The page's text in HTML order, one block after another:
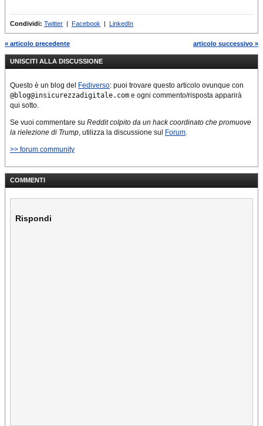
Condividi: Twitter Facebook LinkedIn
« articolo precedente articolo successivo »
UNISCITI ALLA DISCUSSIONE
Questo è un blog del Fediverso: puoi trovare questo articolo ovunque con
@blog@insicurezzadigitale.com e ogni commento/risposta apparirà
qui sotto.
Se vuoi commentare su Reddit colpito da un hack coordinato che promuove
la rielezione di Trump, utilizza la discussione sul Forum.
>> forum community
COMMENTI
Rispondi